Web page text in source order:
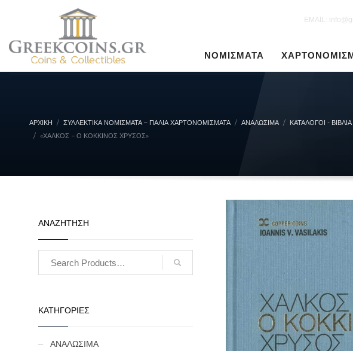
EMAIL:
ΝΟΜΙΣΜΑΤΑ
ΑΡΧΙΚΉ ΣΥΛΛΕΚΤΙΚΆ ΝΟΜΊΣΜΑΤΑ – ΠΑΛΙΆ ΧΑΡΤΟΝΟΜΊΣΜΑΤΑ ΑΝΑΛΩΣΙΜΑ
ΚΑΤΆΛΟΓΟΙ - ΒΙΒΛΊΑ
«ΧΑΛΚΟΣ − Ο ΚΟΚΚΙΝΟΣ ΧΡΥΣΟΣ»
ΑΝΑΖΗΤΗΣΗ
ΚΑΤΗΓΟΡΙΕΣ
ΑΝΑΛΩΣΙΜΑ